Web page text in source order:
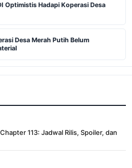
Optimistis Hadapi Koperasi Desa
Desa Merah Putih Belum
113: Jadwal Rilis, Spoiler, dan